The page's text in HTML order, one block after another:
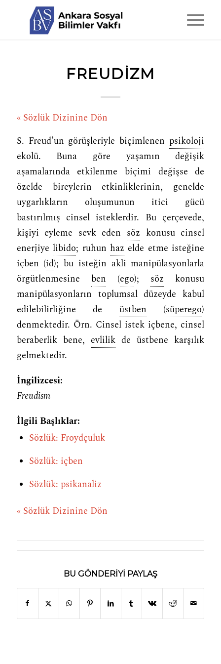
FREUDIZM
« Sözlük Dizinine Dön
S. Freud’un görüşleriyle biçimlenen psikoloji
ekolü. Buna göre yaşamın değişik
aşamalarında etkilenme biçimi değişse de
özelde bireylerin etkinliklerinin, genelde
uygarlıkların oluşumunun itici gücü
bastırılmış cinsel isteklerdir. Bu çerçevede,
kişiyi eyleme sevk eden söz konusu cinsel
enerjiye libido; ruhun haz elde etme isteğine
içben (id); bu isteğin akli manipülasyonlarla
örgütlenmesine ben (ego); söz konusu
manipülasyonların toplumsal düzeyde kabul
edilebilirliğine de üstben (süperego)
denmektedir. Örn. Cinsel istek içbene, cinsel
beraberlik bene, evlilikde üstbene karşılık
gelmektedir.
İngilizcesi:
Freudism
İlgili Başlıklar:
Sözlük: Froydçuluk
Sözlük: içben
Sözlük: psikanaliz
« Sözlük Dizinine Dön
BU GÖNDERIYI PAYLAŞ